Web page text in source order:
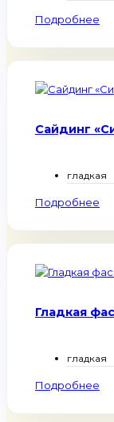
Подробнее
Сайдинг
гладкая
Подробнее
Гладкая
гладкая
Подробнее